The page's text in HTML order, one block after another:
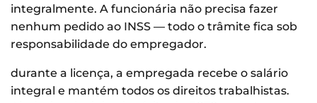
integralmente. A funcionária não precisa fazer
nenhum pedido ao INSS — todo o trâmite fica sob
responsabilidade do empregador.
durante a licença, a empregada recebe o salário
integral e mantém todos os direitos trabalhistas.